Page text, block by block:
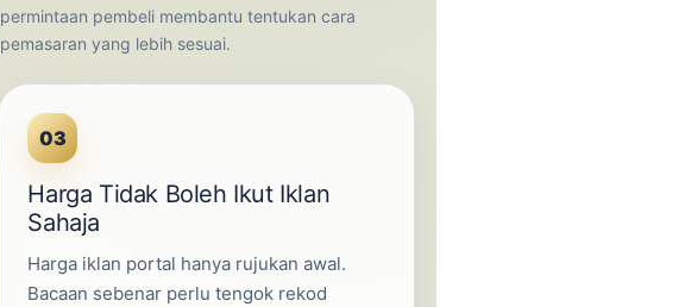
permintaan pembeli membantu tentukan cara
pemasaran yang lebih sesuai.
03
Harga Tidak Boleh Ikut Iklan
Sahaja
Harga iklan portal hanya rujukan awal.
Bacaan sebenar perlu tengok rekod